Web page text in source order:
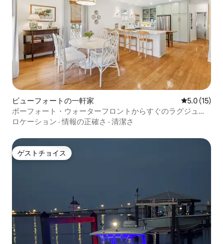
ビューフォートの一軒家 レビュー15
5.0 (15)
ボーフォート・ウォーターフロントからすぐのラグジュア
リーなデザイナーズホーム
ロケーション ·情報の正確さ · 清潔さ
ゲストチョイス
ゲストチョイス